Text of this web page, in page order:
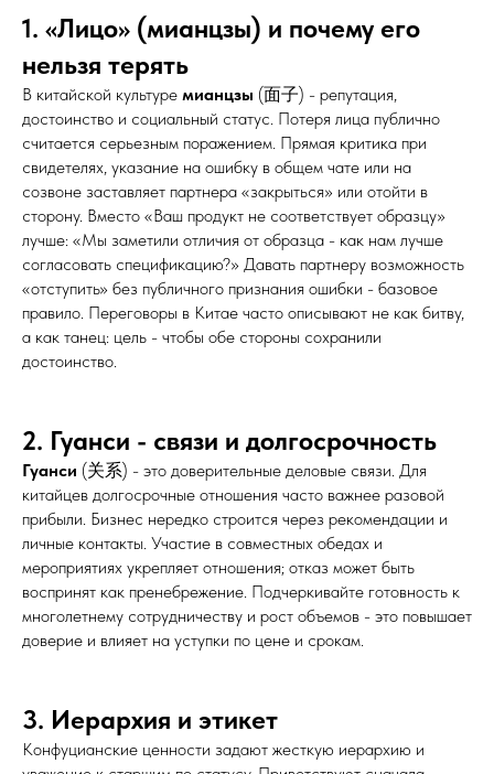
1. «Лицо» (мианцзы) и почему его
нельзя терять
В китайской культуре мианцзы (面子) - репутация,
достоинство и социальный статус. Потеря лица публично
считается серьезным поражением. Прямая критика при
свидетелях, указание на ошибку в общем чате или на
созвоне заставляет партнера «закрыться» или отойти в
сторону. Вместо «Ваш продукт не соответствует образцу»
лучше: «Мы заметили отличия от образца - как нам лучше
согласовать спецификацию?» Давать партнеру возможность
«отступить» без публичного признания ошибки - базовое
правило. Переговоры в Китае часто описывают не как битву,
а как танец: цель - чтобы обе стороны сохранили
достоинство.
2. Гуанси - связи и долгосрочность
Гуанси (关系) - это доверительные деловые связи. Для
китайцев долгосрочные отношения часто важнее разовой
прибыли. Бизнес нередко строится через рекомендации и
личные контакты. Участие в совместных обедах и
мероприятиях укрепляет отношения; отказ может быть
воспринят как пренебрежение. Подчеркивайте готовность к
многолетнему сотрудничеству и рост объемов - это повышает
доверие и влияет на уступки по цене и срокам.
3. Иерархия и этикет
Конфуцианские ценности задают жесткую иерархию и